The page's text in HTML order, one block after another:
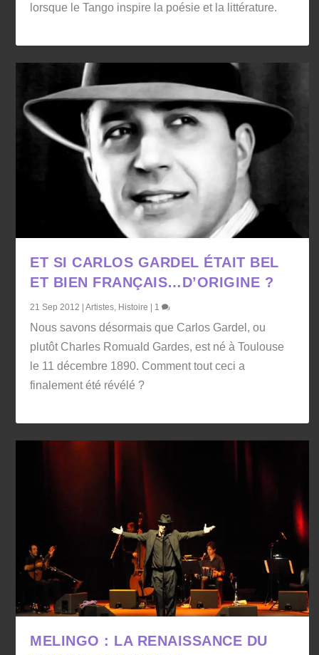
lorsque le Tango inspire la poésie et la littérature.
ET SI CARLOS GARDEL ÉTAIT BEL
ET BIEN FRANÇAIS…D’ORIGINE ?
21 Sep 2012 |Artistes, Histoire 1
Nous savons désormais que Carlos Gardel, ou
plutôt Charles Romuald Gardes, est né à Toulouse
le 11 décembre 1890. Comment tout ceci a
finalement été révélé ?
MELINGO : LA RENAISSANCE DU